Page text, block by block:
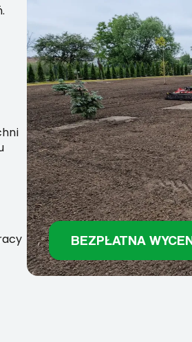
BEZPŁATNA